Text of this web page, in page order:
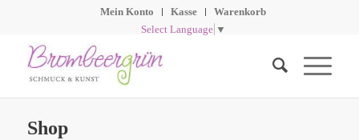
Mein Konto Kasse
Warenkorb
Select Language ▼
Shop